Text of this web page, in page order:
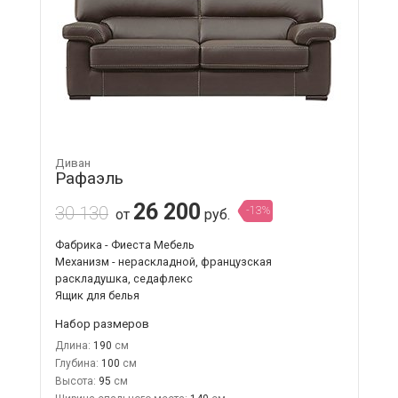
Диван
Рафаэль
30 130 от 26 200 руб. -13%
Фабрика - Фиеста Мебель
Механизм - нераскладной, французская
раскладушка, седафлекс
Ящик для белья
Набор размеров
Длина: 190
Глубина: 100
Высота: 95